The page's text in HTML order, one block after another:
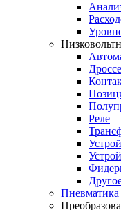
Реле
Пневматика